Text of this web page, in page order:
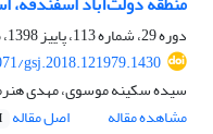
دوره 29، شماره 113، پاییز 1398، صفحه
gsj.2018.121979.1430
سیده سکینه موسوی، مهدی
مشاهده مقاله
اصل مقاله